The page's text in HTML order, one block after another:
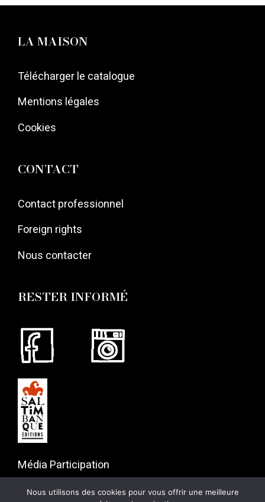
LA MAISON
Télécharger le catalogue
Mentions légales
Cookies
CONTACT
Contact professionnel
Foreign rights
Nous contacter
RESTER INFORMÉ
Média Participation
75019 Paris
Nous utilisons des cookies pour vous offrir une meilleure